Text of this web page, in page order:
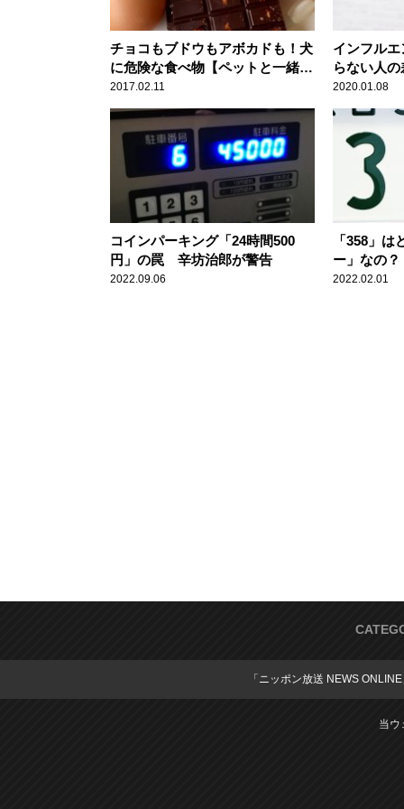
チョコもブドウもアボカドも！犬
に危険な食べ物【ペットと一緒に
vol.11】
2017.02.11
インフル
らない人
2020.01.08
コインパーキング「24時間500
円」の罠 辛坊治郎が警告
2022.09.06
「358」
ー」なの？
2022.02.01
「ニッポン放送 NEWS
当ウ